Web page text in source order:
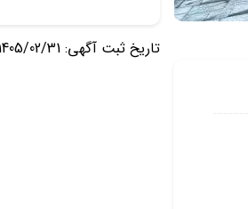
تاریخ ثبت آگهی: 1405/02/31